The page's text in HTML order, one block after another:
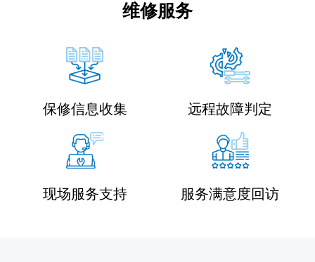
维修服务
保修信息收集 远程故障判定
现场服务支持 服务满意度回访